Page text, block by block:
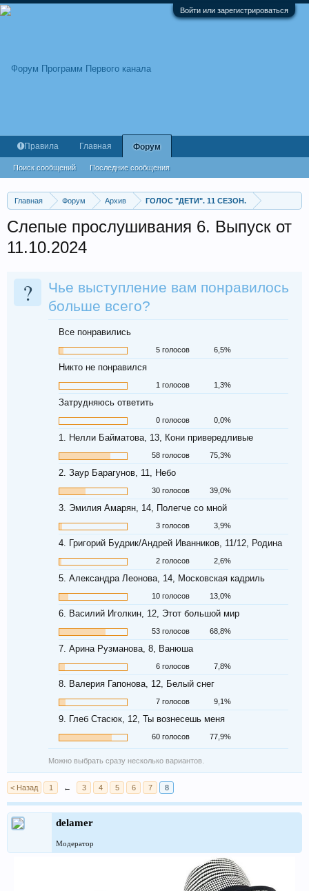
Войти или зарегистрироваться
Главная Форум Архив ГОЛОС "ДЕТИ". 11 СЕЗОН.
Слепые прослушивания 6. Выпуск от
11.10.2024
?
Чье выступление вам понравилось
больше всего?
Все понравились
5 голосов 6,5%
Никто не понравился
1 голосов 1,3%
Затрудняюсь ответить
0 голосов 0,0%
1. Нелли Байматова, 13, Кони привередливые
58 голосов 75,3%
2. Заур Барагунов, 11, Небо
30 голосов 39,0%
3. Эмилия Амарян, 14, Полегче со мной
3 голосов 3,9%
4. Григорий Будрик/Андрей Иванников, 11/12, Родина
2 голосов 2,6%
5. Александра Леонова, 14, Московская кадриль
10 голосов 13,0%
6. Василий Иголкин, 12, Этот большой мир
53 голосов 68,8%
7. Арина Рузманова, 8, Ванюша
6 голосов 7,8%
8. Валерия Гапонова, 12, Белый снег
7 голосов 9,1%
9. Глеб Стасюк, 12, Ты вознесешь меня
60 голосов 77,9%
Можно выбрать сразу несколько вариантов.
< Назад 1 ← 3 4 5 6 7 8
delamer
Модератор
Правила Главная Форум
Поиск сообщений Последние сообщения